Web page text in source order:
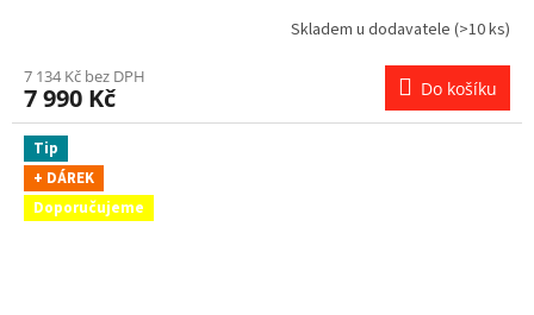
Skladem u dodavatele (>10 ks)
7 134 Kč bez DPH
7 990 Kč Do košíku
Tip
+ DÁREK
Doporučujeme